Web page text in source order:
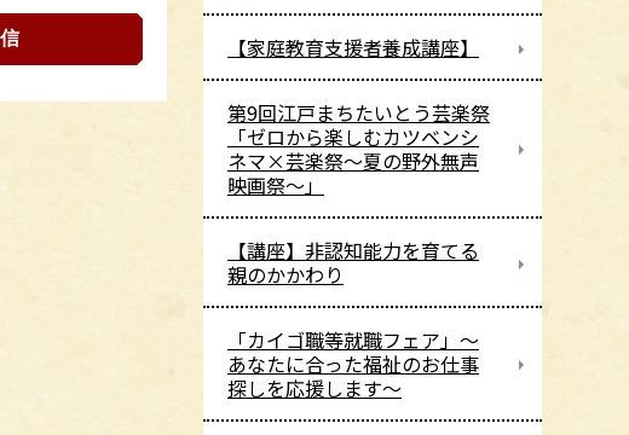
【家庭教育支援者養成講座】
第9回江戸まちたいとう芸楽祭
「ゼロから楽しむカツベンシ
ネマ×芸楽祭～夏の野外無声
映画祭～」
【講座】非認知能力を育てる
親のかかわり
「カイゴ職等就職フェア」～
あなたに合った福祉のお仕事
探しを応援します～